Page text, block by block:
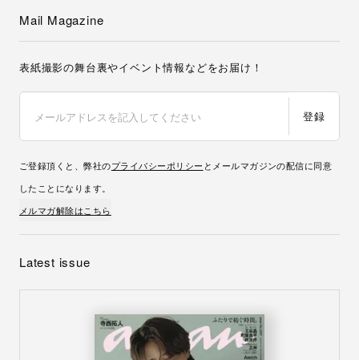
Mail Magazine
表紙撮影の舞台裏やイベント情報などをお届け！
登録
ご登録頂くと、弊社のプライバシーポリシー とメールマガジンの配信に同意
したことになります。
メルマガ解除はこちら
Latest issue